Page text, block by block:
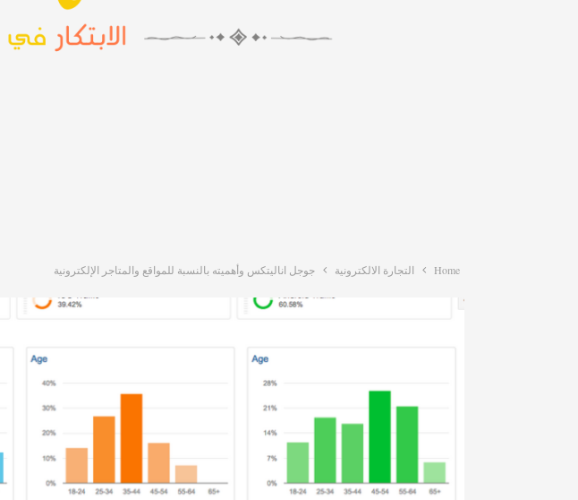
Home التجارة الالكترونية جوجل اناليتكس وأهميته بالنسبة للمواقع والمتاجر الإلكترونية